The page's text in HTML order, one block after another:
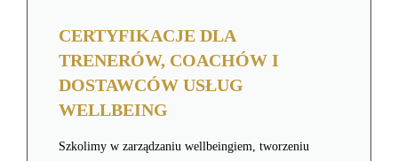
CERTYFIKACJE DLA
TRENERÓW, COACHÓW I
DOSTAWCÓW USŁUG
WELLBEING
Szkolimy w zarządzaniu wellbeingiem, tworzeniu